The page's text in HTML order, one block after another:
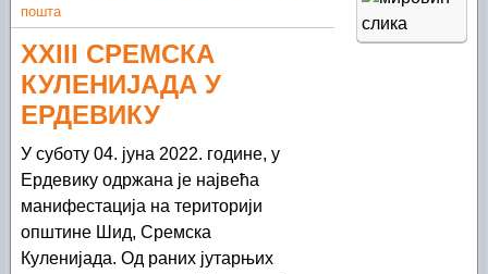
пошта
XXIII СРЕМСКА
КУЛЕНИЈАДА У
ЕРДЕВИКУ
У суботу 04. јуна 2022. године, у
Ердевику одржана је највећа
манифестација на територији
општине Шид, Сремска
Куленијада. Од раних јутарњих